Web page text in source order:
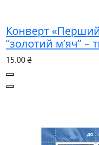
Конверт
“золотий м’яч” –
15.00 ₴